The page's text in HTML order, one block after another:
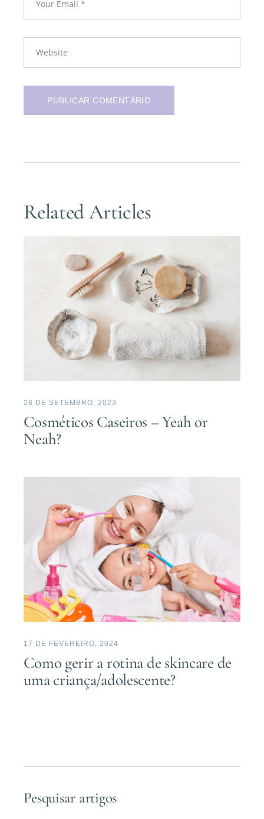
PUBLICAR COMENTÁRIO
Related Articles
28 DE SETEMBRO, 2023
Cosméticos Caseiros – Yeah or
Neah?
17 DE FEVEREIRO, 2024
Como gerir a rotina de skincare de
uma criança/adolescente?
Pesquisar artigos